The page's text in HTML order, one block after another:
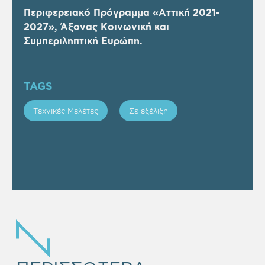
Περιφερειακό Πρόγραμμα «Αττική 2021-
2027», Άξονας Κοινωνική και
Συμπεριληπτική Ευρώπη.
TAGS
Τεχνικές Μελέτες Σε εξέλιξη